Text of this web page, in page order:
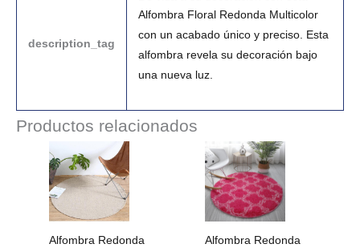
description_tag
Alfombra Floral Redonda Multicolor
con un acabado único y preciso. Esta
alfombra revela su decoración bajo
una nueva luz.
Productos relacionados
Alfombra Redonda
Alfombra Redonda
Rango
de
desde
28.99€
hasta
233.99€